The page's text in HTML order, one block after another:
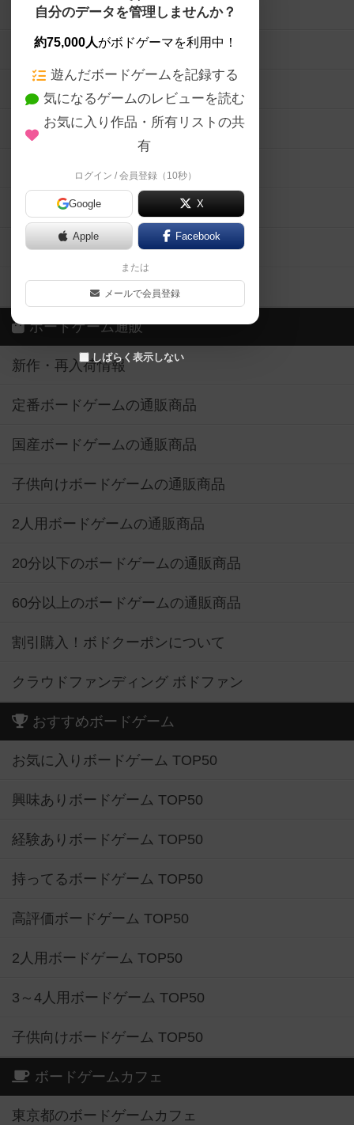
自分のデータを管理しませんか？
約75,000人がボドゲーマを利用中！
遊んだボードゲームを記録する
気になるゲームのレビューを読む
お気に入り作品・所有リストの共
有
ログイン / 会員登録（10秒）
Google X
Apple Facebook
または
メールで会員登録
しばらく表示しない
ボードゲームを検索する
ボードゲームの新着レビュー
ボードゲーム会情報
メカニクス特集
掲示板・トピックス
ボドとも・会員一覧
ボードゲーム業界コラム
ボドゲーマご利用案内
ボードゲーム通販
新作・再入荷情報
定番ボードゲームの通販商品
国産ボードゲームの通販商品
子供向けボードゲームの通販商品
2人用ボードゲームの通販商品
20分以下のボードゲームの通販商品
60分以上のボードゲームの通販商品
割引購入！ボドクーポンについて
クラウドファンディング ボドファン
おすすめボードゲーム
お気に入りボードゲーム TOP50
興味ありボードゲーム TOP50
経験ありボードゲーム TOP50
持ってるボードゲーム TOP50
高評価ボードゲーム TOP50
2人用ボードゲーム TOP50
3～4人用ボードゲーム TOP50
子供向けボードゲーム TOP50
ボードゲームカフェ
東京都のボードゲームカフェ